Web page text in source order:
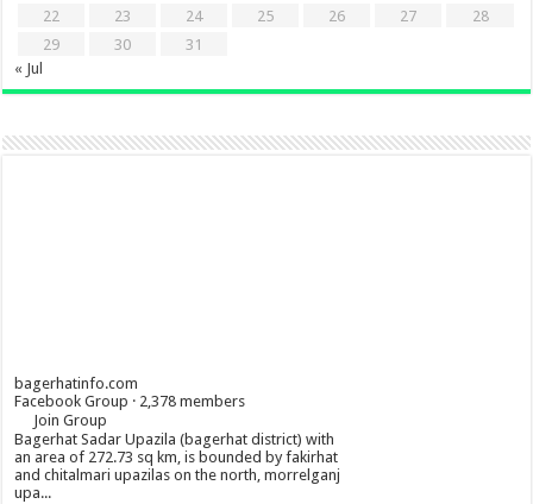
22
23 24 25 26 27
28
29
30
31
« Jul
bagerhatinfo.com
Facebook Group · 2,378 members
Join Group
Bagerhat Sadar Upazila (bagerhat district) with
an area of 272.73 sq km, is bounded by fakirhat
and chitalmari upazilas on the north, morrelganj
upa...